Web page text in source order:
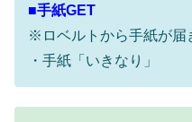
■手紙GET
※ロベルトから手紙が届
・手紙「いきなり」